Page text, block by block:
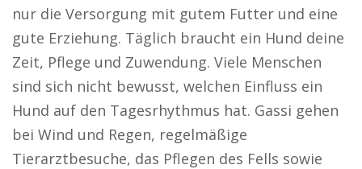
nur die Versorgung mit gutem Futter und eine
gute Erziehung. Täglich braucht ein Hund deine
Zeit, Pflege und Zuwendung. Viele Menschen
sind sich nicht bewusst, welchen Einfluss ein
Hund auf den Tagesrhythmus hat. Gassi gehen
bei Wind und Regen, regelmäßige
Tierarztbesuche, das Pflegen des Fells sowie